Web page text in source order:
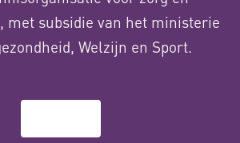
met subsidie van het ministerie
Welzijn en Sport.